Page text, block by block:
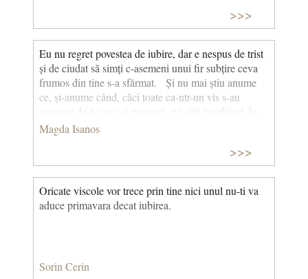
>>>
Eu nu regret povestea de iubire, dar e nespus de trist
și de ciudat să simți c-asemeni unui fir subțire ceva
frumos din tine s-a sfărmat. Și nu mai știu anume
ce, și-anume când, căci toate ca-ntr-un vis s-au
petrecut de-ți vine să pornești, pe alții întrebând de-
au fost aievea cele ce-au trecut. (Eu nu regret)
Magda Isanos
>>>
Oricate viscole vor trece prin tine nici unul nu-ti va
aduce primavara decat iubirea.
Sorin Cerin